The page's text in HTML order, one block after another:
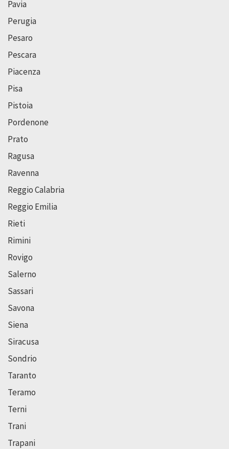
Pavia
Perugia
Pesaro
Pescara
Piacenza
Pisa
Pistoia
Pordenone
Prato
Ragusa
Ravenna
Reggio Calabria
Reggio Emilia
Rieti
Rimini
Rovigo
Salerno
Sassari
Savona
Siena
Siracusa
Sondrio
Taranto
Teramo
Terni
Trani
Trapani